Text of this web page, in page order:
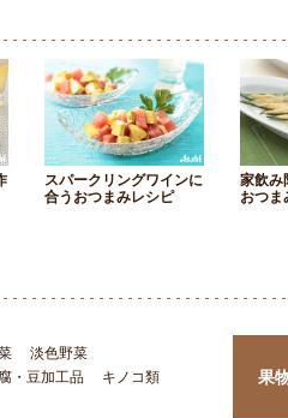
スパークリングワインに
合うおつまみレシピ
家飲み
おつま
淡色野菜
・豆加工品
キノコ類
果